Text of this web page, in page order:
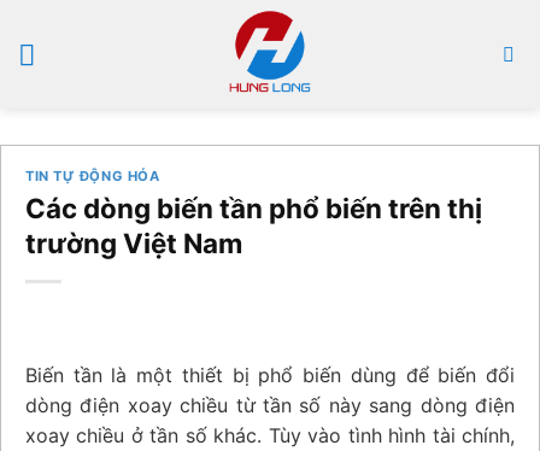
qua
nội
TIN TỰ ĐỘNG HÓA
Các dòng biến tần phổ biến trên thị
trường Việt Nam
Biến tần là một thiết bị phổ biến dùng để biến đổi
dòng điện xoay chiều từ tần số này sang dòng điện
xoay chiều ở tần số khác. Tùy vào tình hình tài chính,